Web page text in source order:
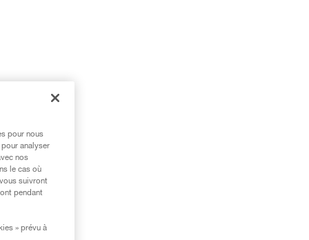
pour nous
analyser
nos
le cas où
suivront
pendant
» prévu à